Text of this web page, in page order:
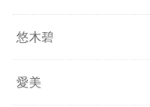
悠木碧
愛美